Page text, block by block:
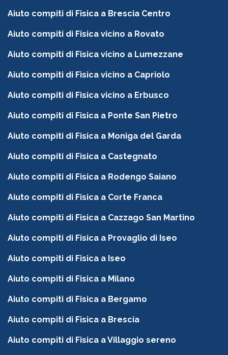
Aiuto compiti di Fisica a Brescia Centro
Aiuto compiti di Fisica vicino a Rovato
Aiuto compiti di Fisica vicino a Lumezzane
Aiuto compiti di Fisica vicino a Capriolo
Aiuto compiti di Fisica vicino a Erbusco
Aiuto compiti di Fisica a Ponte San Pietro
Aiuto compiti di Fisica a Moniga del Garda
Aiuto compiti di Fisica a Castegnato
Aiuto compiti di Fisica a Rodengo Saiano
Aiuto compiti di Fisica a Corte Franca
Aiuto compiti di Fisica a Cazzago San Martino
Aiuto compiti di Fisica a Provaglio di Iseo
Aiuto compiti di Fisica a Iseo
Aiuto compiti di Fisica a Milano
Aiuto compiti di Fisica a Bergamo
Aiuto compiti di Fisica a Brescia
Aiuto compiti di Fisica a Villaggio sereno